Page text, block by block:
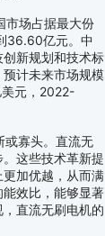
场占据最大份
36.60亿元。中
新规划和技术标
计未来市场规模
美元，2022-
寡头。直流无
这些技术革新提
加优越，从而满
效比，能够显著
直流无刷电机的